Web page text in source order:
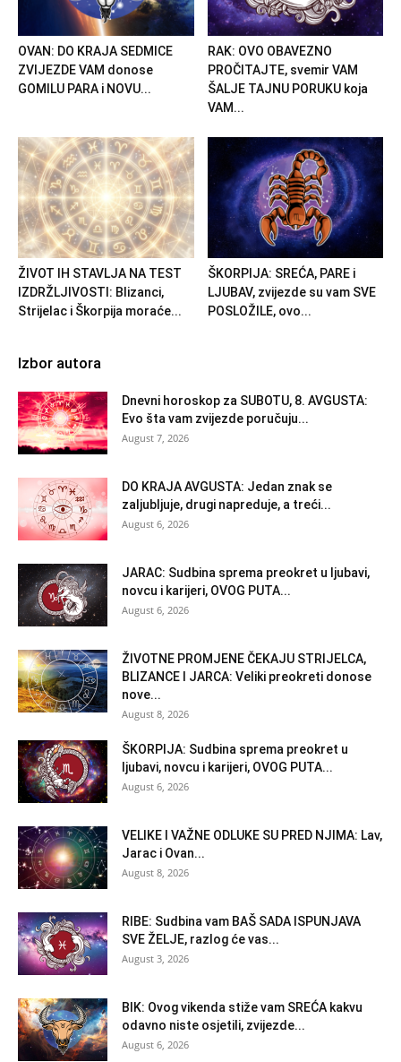
OVAN: DO KRAJA SEDMICE
ZVIJEZDE VAM donose
GOMILU PARA i NOVU...
RAK: OVO OBAVEZNO
PROČITAJTE, svemir VAM
ŠALJE TAJNU PORUKU koja
VAM...
ŽIVOT IH STAVLJA NA TEST
IZDRŽLJIVOSTI: Blizanci,
Strijelac i Škorpija moraće...
ŠKORPIJA: SREĆA, PARE i
LJUBAV, zvijezde su vam SVE
POSLOŽILE, ovo...
Izbor autora
Dnevni horoskop za SUBOTU, 8. AVGUSTA:
Evo šta vam zvijezde poručuju...
August 7, 2026
DO KRAJA AVGUSTA: Jedan znak se
zaljubljuje, drugi napreduje, a treći...
August 6, 2026
JARAC: Sudbina sprema preokret u ljubavi,
novcu i karijeri, OVOG PUTA...
August 6, 2026
ŽIVOTNE PROMJENE ČEKAJU STRIJELCA,
BLIZANCE I JARCA: Veliki preokreti donose
nove...
August 8, 2026
ŠKORPIJA: Sudbina sprema preokret u
ljubavi, novcu i karijeri, OVOG PUTA...
August 6, 2026
VELIKE I VAŽNE ODLUKE SU PRED NJIMA: Lav,
Jarac i Ovan...
August 8, 2026
RIBE: Sudbina vam BAŠ SADA ISPUNJAVA
SVE ŽELJE, razlog će vas...
August 3, 2026
BIK: Ovog vikenda stiže vam SREĆA kakvu
odavno niste osjetili, zvijezde...
August 6, 2026